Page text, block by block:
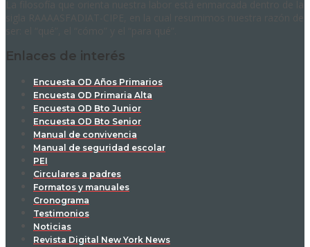
Enlaces de interés
Encuesta OD Años Primarios
Encuesta OD Primaria Alta
Encuesta OD Bto Junior
Encuesta OD Bto Senior
Manual de convivencia
Manual de seguridad escolar
PEI
Circulares a padres
Formatos y manuales
Cronograma
Testimonios
Noticias
Revista Digital New York News